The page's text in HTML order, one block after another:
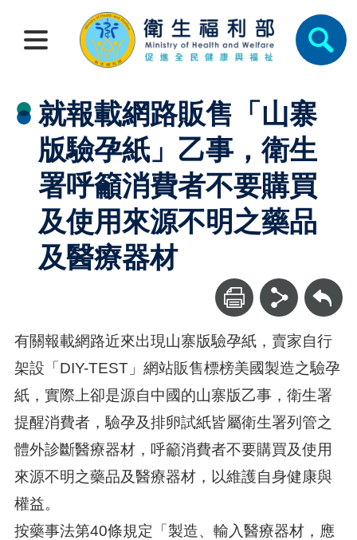
就報載網路販售「山寨
版驗孕紙」乙事，衛生
署呼籲消費者不要購買
及使用來源不明之藥品
及醫療器材
回上一頁
有關報載網路近來出現山寨版驗孕紙，賣家自行
架設「DIY-TEST」網站販售標榜美國製造之驗孕
紙，實際上卻是源自中國的山寨版乙事，衛生署
提醒消費者，驗孕及排卵試紙皆屬衛生署列管之
體外診斷醫療器材，呼籲消費者不要購買及使用
來源不明之藥品及醫療器材，以維護自身健康與
權益。
按藥事法第40條規定「製造、輸入醫療器材，應